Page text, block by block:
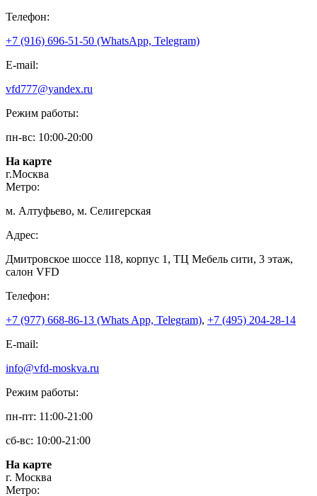
Телефон:
+7 (916) 696-51-50 (WhatsApp, Telegram)
E-mail:
vfd777@yandex.ru
Режим работы:
пн-вс: 10:00-20:00
На карте
г.Москва
Метро:
м. Алтуфьево, м. Селигерская
Адрес:
Дмитровское шоссе 118, корпус 1, ТЦ Мебель сити, 3 этаж,
салон VFD
Телефон:
+7 (977) 668-86-13 (Whats App, Telegram), +7 (495) 204-28-14
E-mail:
info@vfd-moskva.ru
Режим работы:
пн-пт: 11:00-21:00
сб-вс: 10:00-21:00
На карте
г. Москва
Метро: